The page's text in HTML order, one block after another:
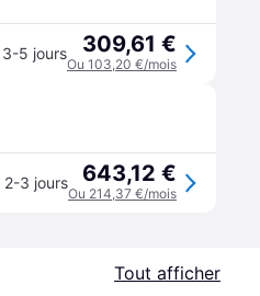
3-5 jours 309,61 €
Ou 103,20 €/mois
2-3 jours 643,12 €
Ou 214,37 €/mois
Tout afficher